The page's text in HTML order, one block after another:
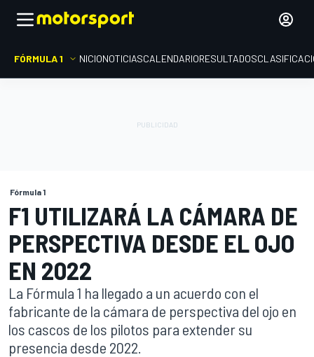
FÓRMULA 1 INICIONOTICIASCALENDARIORESULTADOS
Fórmula 1
F1 UTILIZARÁ LA CÁMARA DE
PERSPECTIVA DESDE EL OJO
EN 2022
La Fórmula 1 ha llegado a un acuerdo con el
fabricante de la cámara de perspectiva del ojo en
los cascos de los pilotos para extender su
presencia desde 2022.